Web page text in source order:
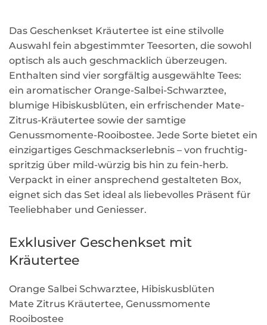
Das Geschenkset Kräutertee ist eine stilvolle
Auswahl fein abgestimmter Teesorten, die sowohl
optisch als auch geschmacklich überzeugen.
Enthalten sind vier sorgfältig ausgewählte Tees:
ein aromatischer Orange-Salbei-Schwarztee,
blumige Hibiskusblüten, ein erfrischender Mate-
Zitrus-Kräutertee sowie der samtige
Genussmomente-Rooibostee. Jede Sorte bietet ein
einzigartiges Geschmackserlebnis – von fruchtig-
spritzig über mild-würzig bis hin zu fein-herb.
Verpackt in einer ansprechend gestalteten Box,
eignet sich das Set ideal als liebevolles Präsent für
Teeliebhaber und Geniesser.
Exklusiver Geschenkset mit
Kräutertee
Orange Salbei Schwarztee, Hibiskusblüten
Mate Zitrus Kräutertee, Genussmomente
Rooibostee